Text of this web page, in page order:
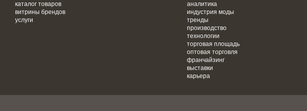
каталог товаров
витрины брендов
услуги
аналитика
индустрия моды
тренды
производство
технологии
торговая площадь
оптовая торговля
франчайзинг
выставки
карьера